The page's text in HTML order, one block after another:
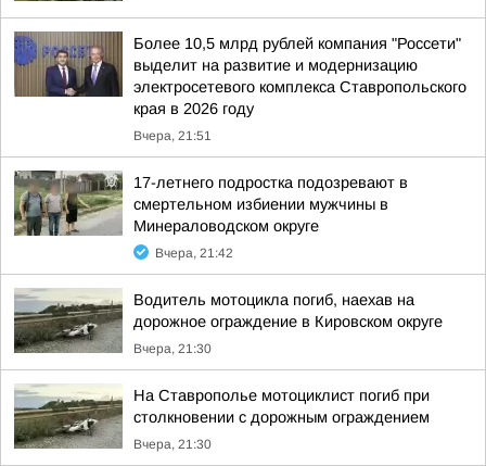
Более 10,5 млрд рублей компания "Россети"
выделит на развитие и модернизацию
электросетевого комплекса Ставропольского
края в 2026 году
Вчера, 21:51
17-летнего подростка подозревают в
смертельном избиении мужчины в
Минераловодском округе
Вчера, 21:42
Водитель мотоцикла погиб, наехав на
дорожное ограждение в Кировском округе
Вчера, 21:30
На Ставрополье мотоциклист погиб при
столкновении с дорожным ограждением
Вчера, 21:30